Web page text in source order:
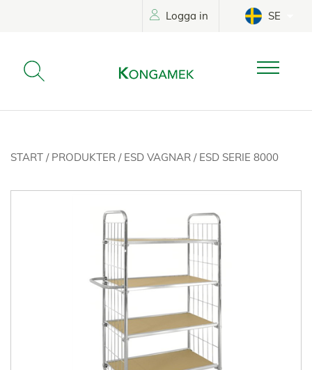
Logga in SE
START / PRODUKTER / ESD VAGNAR / ESD SERIE 8000